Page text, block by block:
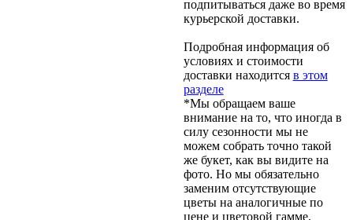
подпитываться даже во время
курьерской доставки.
Подробная информация об
условиях и стоимости
доставки находится в этом
разделе
*Мы обращаем ваше
внимание на то, что иногда в
силу сезонности мы не
можем собрать точно такой
же букет, как вы видите на
фото. Но мы обязательно
заменим отсутствующие
цветы на аналогичные по
цене и цветовой гамме,